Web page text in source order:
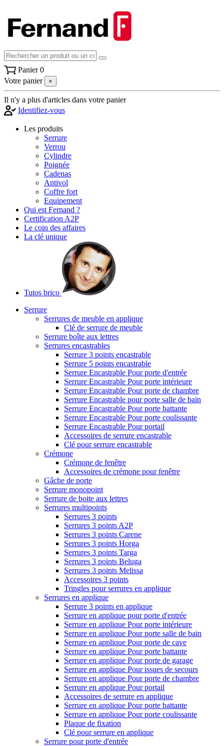
Panier 0
Votre panier
×
Il n'y a plus d'articles dans votre panier
Identifiez-vous
Les produits
Serrure
Verrou
Cylindre
Poignée
Cadenas
Antivol
Coffre fort
Equipement
Qui est Fernand ?
Certification A2P
Le coin des affaires
La clé unique
Tutos brico
Serrure
Serrures de meuble en applique
Clé de serrure de meuble
Serrure boîte aux lettres
Serrures encastrables
Serrure 3 points encastrable
Serrure 5 points encastrable
Serrure Encastrable Pour porte d'entrée
Serrure Encastrable Pour porte intérieure
Serrure Encastrable Pour porte de chambre
Serrure Encastrable pour porte salle de bain
Serrure Encastrable Pour porte battante
Serrure Encastrable Pour porte coulissante
Serrure Encastrable Pour portail
Accessoires de serrure encastrable
Clé pour serrure encastrable
Crémone
Crémone de fenêtre
Accessoires de crémone pour fenêtre
Gâche de porte
Serrure monopoint
Serrure de boite aux lettres
Serrures multipoints
Serrures 3 points
Serrures 3 points A2P
Serrures 3 points Carene
Serrures 3 points Horga
Serrures 3 points Targa
Serrures 3 points Beluga
Serrures 3 points Melissa
Accessoires 3 points
Tringles pour serrures en applique
Serrures en applique
Serrure 3 points en applique
Serrure en applique pour porte d'entrée
Serrure en applique Pour porte intérieure
Serrure en applique Pour porte salle de bain
Serrure en applique Pour porte de cave
Serrure en applique Pour porte battante
Serrure en applique Pour porte de garage
Serrure en applique Pour issues de secours
Serrure en applique Pour porte de chambre
Serrure en applique Pour portail
Accessoires de serrure en applique
Serrure en applique Pour porte battante
Serrure en applique Pour porte coulissante
Plaque de fixation
Clé pour serrure en applique
Serrure pour porte d'entrée